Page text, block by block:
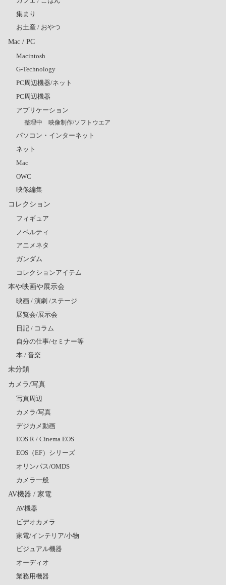
集まり
お土産 / おやつ
Mac / PC
Macintosh
G-Technology
PC周辺機器/ネット
PC周辺機器
アプリケーション
整理中 映像制作/ソフトウエア
パソコン・インターネット
ネット
Mac
OWC
映像編集
コレクション
フィギュア
ノベルティ
アニメネタ
ガンダム
コレクションアイテム
本や映画や展示会
映画 / 演劇 /ステージ
展覧会/展示会
日記 / コラム
自分の仕事/セミナー等
本 / 音楽
未分類
カメラ/写真
写真周辺
カメラ/写真
デジカメ動画
EOS R / Cinema EOS
EOS（EF）シリーズ
オリンパス/OMDS
カメラ一般
AV機器 / 家電
AV機器
ビデオカメラ
家電/インテリア/小物
ビジュアル機器
オーディオ
業務用機器